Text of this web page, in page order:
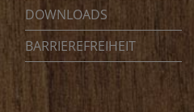
DOWNLOADS
BARRIEREFREIHEIT